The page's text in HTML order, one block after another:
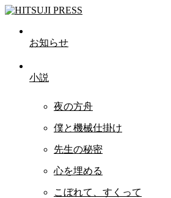
お知らせ
小説
夜の方舟
僕と機械仕掛け
先生の秘密
心を埋める
こぼれて、すくって